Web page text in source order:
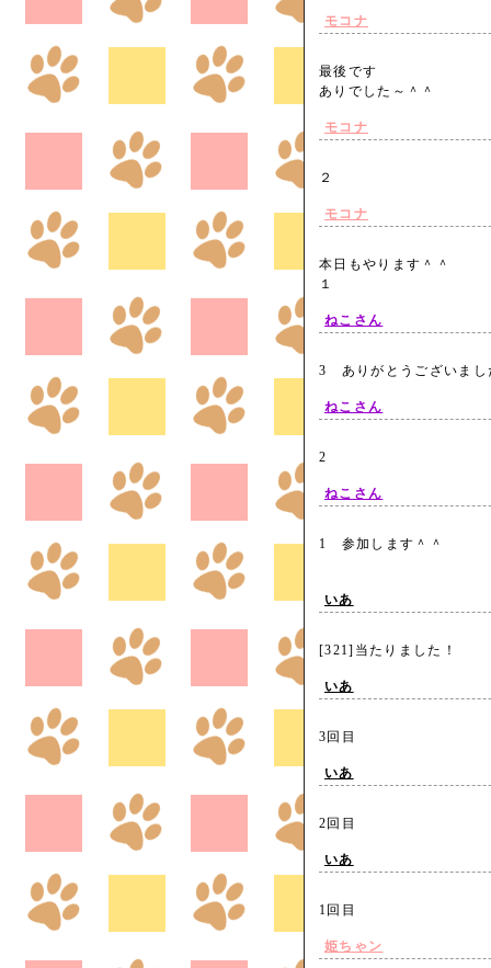
モコナ
最後です
ありでした～＾＾
モコナ
２
モコナ
本日もやります＾＾
１
ねこさん
3 ありがとうございま
ねこさん
2
ねこさん
1 参加します＾＾
いあ
[321]当たりました！
いあ
3回目
いあ
2回目
いあ
1回目
姫ちゃン